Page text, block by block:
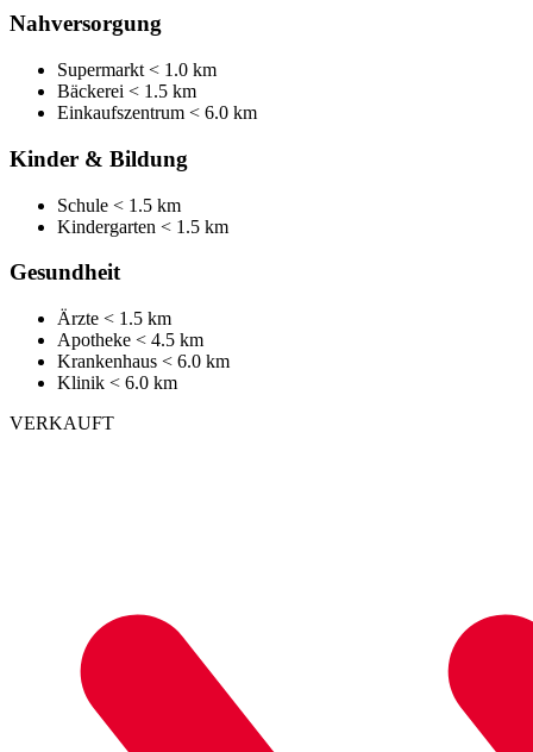
Nahversorgung
Supermarkt < 1.0 km
Bäckerei < 1.5 km
Einkaufszentrum < 6.0 km
Kinder & Bildung
Schule < 1.5 km
Kindergarten < 1.5 km
Gesundheit
Ärzte < 1.5 km
Apotheke < 4.5 km
Krankenhaus < 6.0 km
Klinik < 6.0 km
VERKAUFT